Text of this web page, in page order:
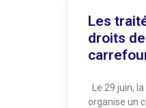
Les
droits
Le 29 juin,
organise un